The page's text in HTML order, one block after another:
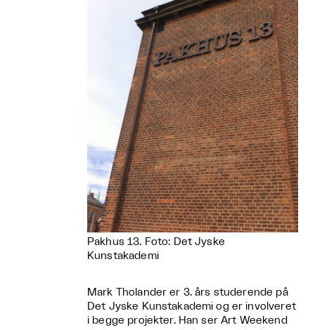
Pakhus 13. Foto: Det Jyske
Kunstakademi
Mark Tholander er 3. års studerende på
Det Jyske Kunstakademi og er involveret
i begge projekter. Han ser Art Weekend